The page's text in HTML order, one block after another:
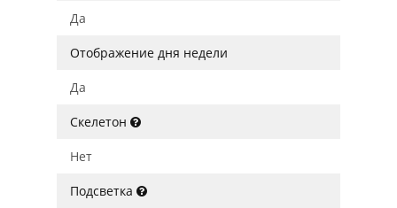
Да
Отображение дня недели
Да
Скелетон
Нет
Подсветка